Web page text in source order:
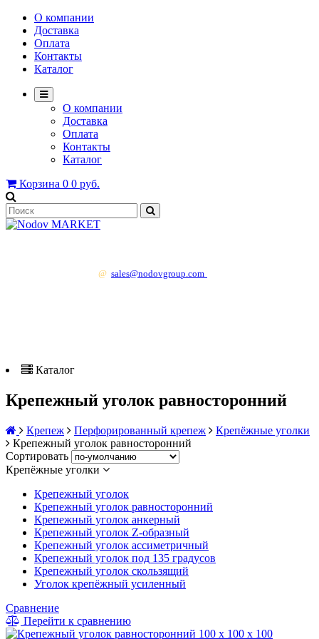
О компании
Доставка
Оплата
Контакты
Каталог
О компании
Доставка
Оплата
Контакты
Каталог
Корзина 0 0 руб.
@ sales@nodovgroup.com
Каталог
Крепежный уголок равносторонний
Крепеж Перфорированный крепеж
Крепёжные уголки
Крепежный уголок равносторонний
Сортировать
Крепёжные уголки
Крепежный уголок
Крепежный уголок равносторонний
Крепежный уголок анкерный
Крепежный уголок Z-образный
Крепежный уголок ассиметричный
Крепежный уголок под 135 градусов
Крепежный уголок скользящий
Уголок крепёжный усиленный
Сравнение
Перейти к сравнению